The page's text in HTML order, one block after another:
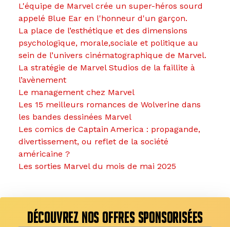
L'équipe de Marvel crée un super-héros sourd
appelé Blue Ear en l'honneur d'un garçon.
La place de l’esthétique et des dimensions
psychologique, morale,sociale et politique au
sein de l’univers cinématographique de Marvel.
La stratégie de Marvel Studios de la faillite à
l’avènement
Le management chez Marvel
Les 15 meilleurs romances de Wolverine dans
les bandes dessinées Marvel
Les comics de Captain America : propagande,
divertissement, ou reflet de la société
américaine ?
Les sorties Marvel du mois de mai 2025
DÉCOUVREZ NOS OFFRES SPONSORISÉES